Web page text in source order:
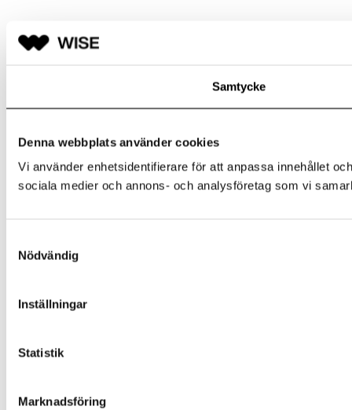
Samtycke
Denna webbplats använder cookies
Vi använder enhetsidentifierare för att anpassa innehållet
sociala medier och annons- och analysföretag som vi
Nödvändig
Inställningar
Statistik
Marknadsföring